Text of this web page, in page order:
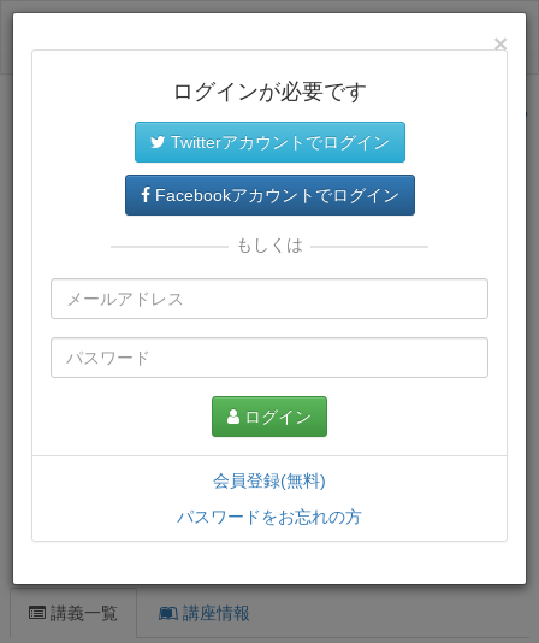
サイトトップに戻る
プレミアム会員では、教材がダウンロードでき、快適な動画
再生環境が提供されます。
講義一覧 講座情報
×
ログインが必要です
Twitterアカウントでログイン
Facebookアカウントでログイン
もしくは
ログイン
会員登録(無料)
パスワードをお忘れの方